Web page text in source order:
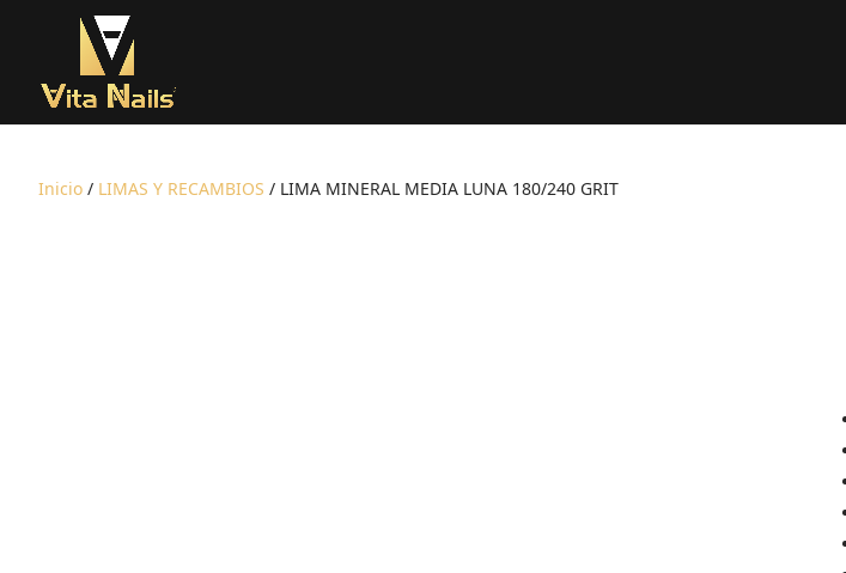
Inicio / LIMAS Y RECAMBIOS / LIMA MINERAL MEDIA LUNA 180/240 GRIT